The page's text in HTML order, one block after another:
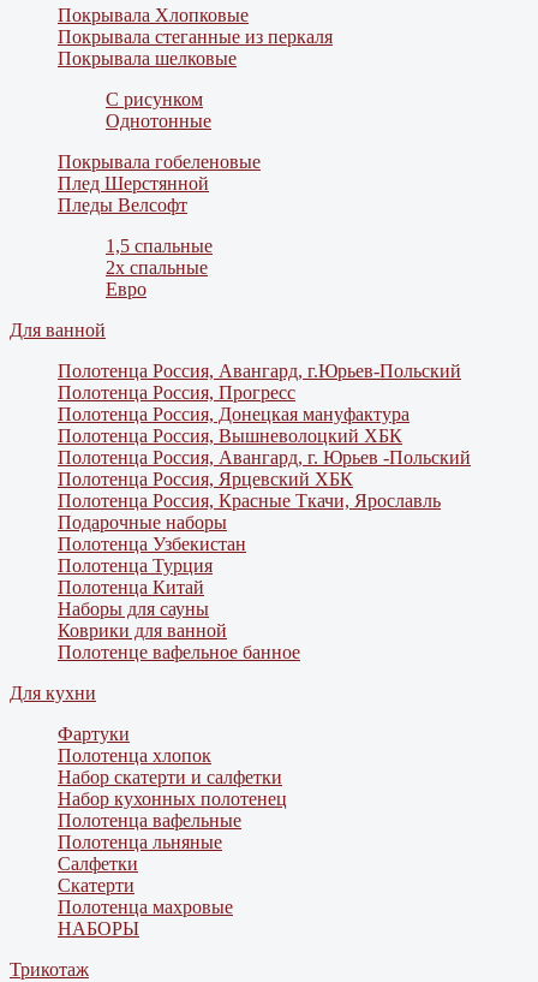
Покрывала Хлопковые
Покрывала стеганные из перкаля
Покрывала шелковые
С рисунком
Однотонные
Покрывала гобеленовые
Плед Шерстянной
Пледы Велсофт
1,5 спальные
2х спальные
Евро
Для ванной
Полотенца Россия, Авангард, г.Юрьев-Польский
Полотенца Россия, Прогресс
Полотенца Россия, Донецкая мануфактура
Полотенца Россия, Вышневолоцкий ХБК
Полотенца Россия, Авангард, г. Юрьев -Польский
Полотенца Россия, Ярцевский ХБК
Полотенца Россия, Красные Ткачи, Ярославль
Подарочные наборы
Полотенца Узбекистан
Полотенца Турция
Полотенца Китай
Наборы для сауны
Коврики для ванной
Полотенце вафельное банное
Для кухни
Фартуки
Полотенца хлопок
Набор скатерти и салфетки
Набор кухонных полотенец
Полотенца вафельные
Полотенца льняные
Салфетки
Скатерти
Полотенца махровые
НАБОРЫ
Трикотаж